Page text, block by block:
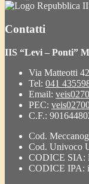
Contatti
IIS “Levi – Ponti”
Via Matteotti
Tel: 041
Email:
PEC:
C.F.:
Cod.
Cod. Univoco
CODICE SIA:
CODICE IPA: